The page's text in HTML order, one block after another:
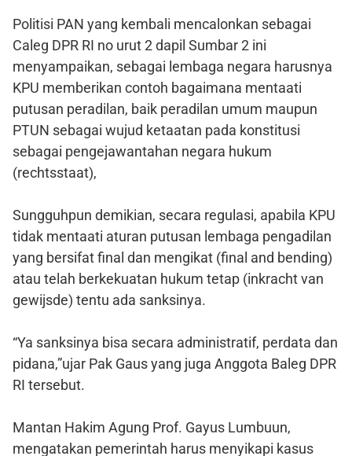
Politisi PAN yang kembali mencalonkan sebagai
Caleg DPR RI no urut 2 dapil Sumbar 2 ini
menyampaikan, sebagai lembaga negara harusnya
KPU memberikan contoh bagaimana mentaati
putusan peradilan, baik peradilan umum maupun
PTUN sebagai wujud ketaatan pada konstitusi
sebagai pengejawantahan negara hukum
(rechtsstaat),
Sungguhpun demikian, secara regulasi, apabila KPU
tidak mentaati aturan putusan lembaga pengadilan
yang bersifat final dan mengikat (final and bending)
atau telah berkekuatan hukum tetap (inkracht van
gewijsde) tentu ada sanksinya.
“Ya sanksinya bisa secara administratif, perdata dan
pidana,”ujar Pak Gaus yang juga Anggota Baleg DPR
RI tersebut.
Mantan Hakim Agung Prof. Gayus Lumbuun,
mengatakan pemerintah harus menyikapi kasus